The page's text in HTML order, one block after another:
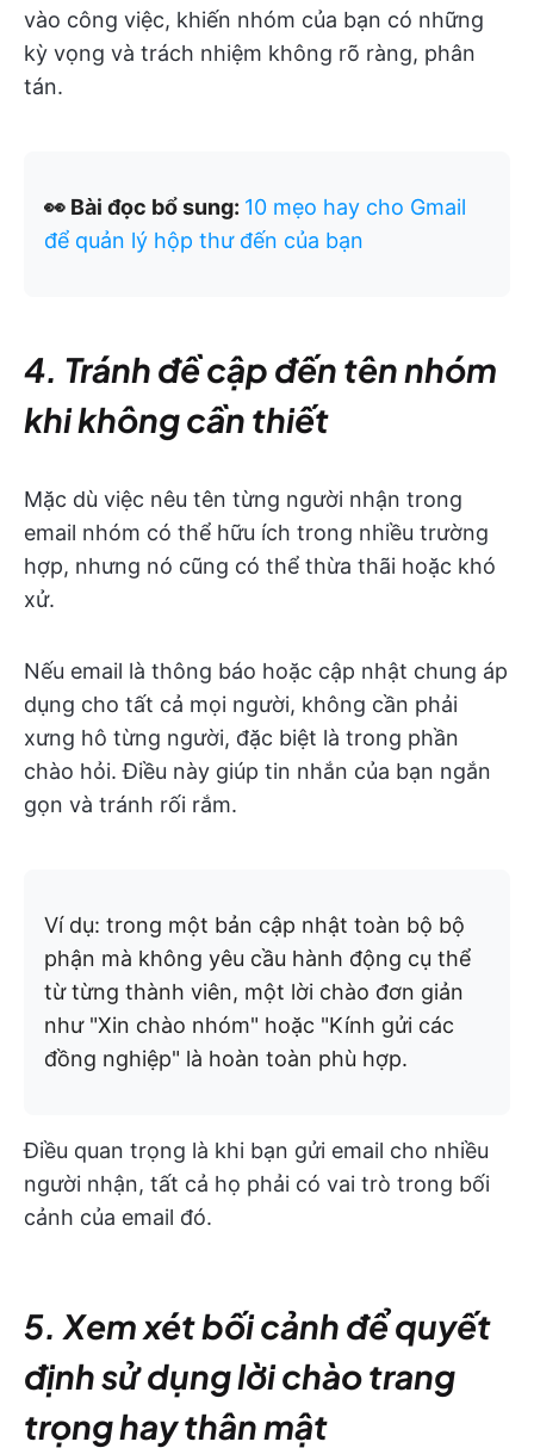
vào công việc, khiến nhóm của bạn có những
kỳ vọng và trách nhiệm không rõ ràng, phân
tán.
👀 Bài đọc bổ sung: 10 mẹo hay cho Gmail
để quản lý hộp thư đến của bạn
4. Tránh đề cập đến tên nhóm
khi không cần thiết
Mặc dù việc nêu tên từng người nhận trong
email nhóm có thể hữu ích trong nhiều trường
hợp, nhưng nó cũng có thể thừa thãi hoặc khó
xử.
Nếu email là thông báo hoặc cập nhật chung áp
dụng cho tất cả mọi người, không cần phải
xưng hô từng người, đặc biệt là trong phần
chào hỏi. Điều này giúp tin nhắn của bạn ngắn
gọn và tránh rối rắm.
Ví dụ: trong một bản cập nhật toàn bộ bộ
phận mà không yêu cầu hành động cụ thể
từ từng thành viên, một lời chào đơn giản
như "Xin chào nhóm" hoặc "Kính gửi các
đồng nghiệp" là hoàn toàn phù hợp.
Điều quan trọng là khi bạn gửi email cho nhiều
người nhận, tất cả họ phải có vai trò trong bối
cảnh của email đó.
5. Xem xét bối cảnh để quyết
định sử dụng lời chào trang
trọng hay thân mật